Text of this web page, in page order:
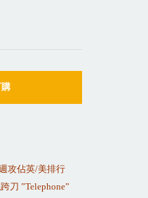
攻佔英/美排行
刀 ”Telephone”